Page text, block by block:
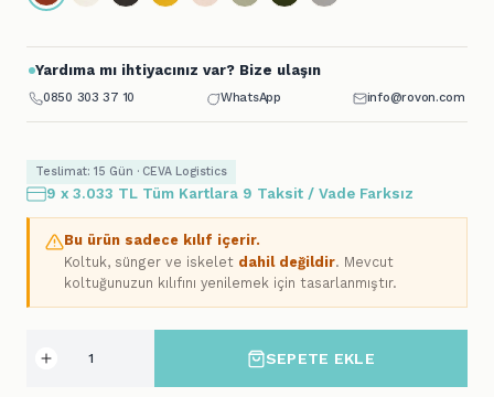
Yardıma mı ihtiyacınız var? Bize ulaşın
0850 303 37 10 WhatsApp info@rovon.com
Teslimat: 15 Gün · CEVA Logistics
9 x 3.033 TL Tüm Kartlara 9 Taksit / Vade Farksız
Bu ürün sadece kılıf içerir.
Koltuk, sünger ve iskelet dahil değildir. Mevcut
koltuğunuzun kılıfını yenilemek için tasarlanmıştır.
SEPETE EKLE